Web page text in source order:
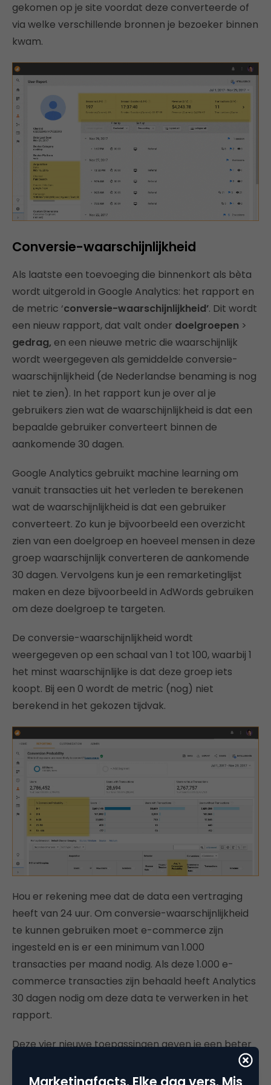
gekomen op je site voordat deze converteerde of
via welke verschillende bronnen je bezoeker binnen
kwam.
Conversie-waarschijnlijkheid
Als laatste een toevoeging die binnenkort als bèta
wordt uitgerold in Google Analytics: het rapport en
de metric ‘conversie-waarschijnlijkheid’. Dit wordt
een nieuw rapport, dat valt onder doelgroepen >
gedrag, en een nieuwe metric die waarschijnlijk
wordt weergegeven als gemiddelde conversie-
waarschijnlijkheid (de Nederlandse benaming is nog
niet te zien). In het rapport kun je over al je
gebruikers zien wat de waarschijnlijkheid is dat een
bepaalde gebruiker converteert binnen de
aankomende 30 dagen.
Google Analytics gebruikt machine learning om
vanuit transacties uit het verleden te berekenen
wat de waarschijnlijkheid is dat een gebruiker
converteert. Zo kun je bijvoorbeeld een overzicht
zien van een doelgroep en hoeveel mensen in deze
groep waarschijnlijk converteren de aankomende
30 dagen. Vervolgens kun je een remarketinglijst
maken en deze bijvoorbeeld in AdWords gebruiken
om deze doelgroep te targeten.
De conversie-waarschijnlijkheid wordt
weergegeven op een schaal van 1 tot 100, waarbij 1
het minst waarschijnlijke is dat deze groep iets
koopt. Bij een 0 wordt de metric (nog) niet
berekend in het gekozen tijdvak.
Hou er rekening mee dat de data een vertraging
heeft van 24 uur. Om conversie-waarschijnlijkheid
te kunnen gebruiken moet e-commerce zijn
ingesteld en is er een minimum van 1.000
transacties per maand nodig. Als deze 1.000 e-
commerce transacties zijn behaald heeft Analytics
30 dagen nodig om deze data te verwerken in het
rapport.
Deze vier nieuwe toepassingen geven je een beter
doelgroep beter begrijpen en met dit inzicht je